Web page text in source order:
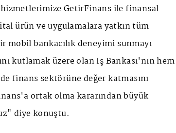
hizmetlerimize GetirFinans ile finansal
ürün ve uygulamalara yatkın tüm
mobil bankacılık deneyimi sunmayı
kutlamak üzere olan İş Bankası'nın hem
finans sektörüne değer katmasını
ortak olma kararından büyük
diye konuştu.